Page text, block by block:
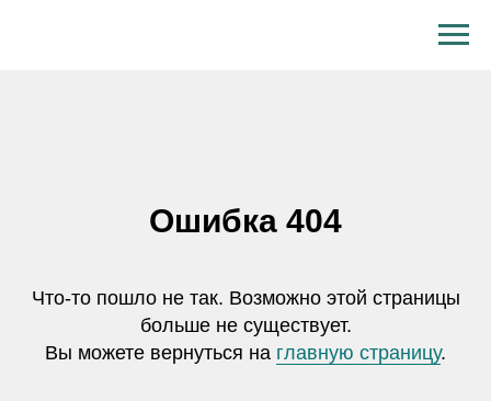
Ошибка 404
Что-то пошло не так. Возможно этой страницы
больше не существует.
Вы можете вернуться на главную страницу.